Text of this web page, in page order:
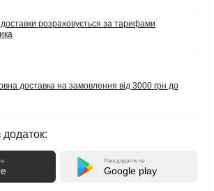
доставки розраховується за тарифами
доставка на замовлення від 3000 грн до
Наш додаток на
Google play